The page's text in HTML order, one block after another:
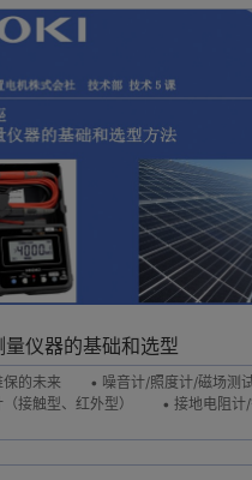
量仪器的基础和选型
的未来
• 噪音计/照度计/磁场测
接触型、红外型）
• 接地电阻计